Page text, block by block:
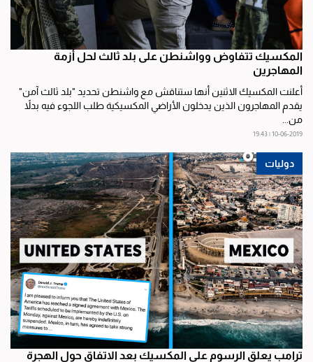
المكسيك تتفاوض وواشنطن على بلد ثالث لحل أزمة
المهاجرين
أعلنت المكسيك الاثنين أنها ستناقش مع واشنطن تحديد "بلد ثالث آمن"
يقدم المهاجرون الذين يدخلون الأراضي المكسيكية طلب اللجوء فيه بدلاً
من...
10-06-2019 | 19:43
دوليات
ترامب يعلق الرسوم على المكسيك بعد الاتفاق حول الهجرة